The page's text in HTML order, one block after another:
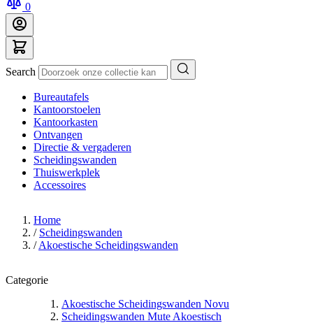
0
Search
Bureautafels
Kantoorstoelen
Kantoorkasten
Ontvangen
Directie & vergaderen
Scheidingswanden
Thuiswerkplek
Accessoires
Home
/ Scheidingswanden
/ Akoestische Scheidingswanden
Categorie
Akoestische Scheidingswanden Novu
Scheidingswanden Mute Akoestisch